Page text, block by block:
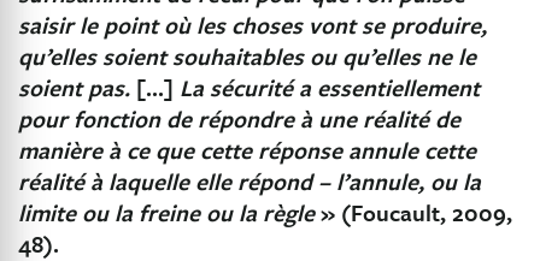
saisir le point où les choses vont se produire,
qu’elles soient souhaitables ou qu’elles ne le
soient pas. […] La sécurité a essentiellement
pour fonction de répondre à une réalité de
manière à ce que cette réponse annule cette
réalité à laquelle elle répond – l’annule, ou la
limite ou la freine ou la règle» (Foucault, 2009,
48).